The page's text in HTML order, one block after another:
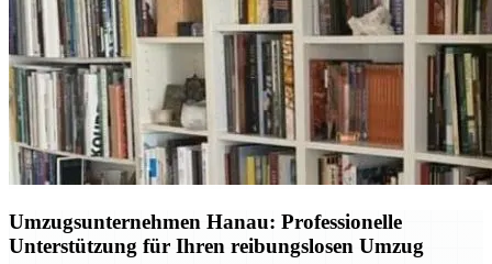
Umzugsunternehmen Hanau: Professionelle
Unterstützung für Ihren reibungslosen Umzug